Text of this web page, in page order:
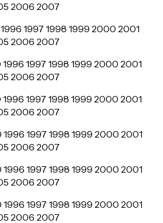
2006 2007
1997 1998 1999 2000 2001
2006 2007
1997 1998 1999 2000 2001
2006 2007
1997 1998 1999 2000 2001
2006 2007
1997 1998 1999 2000 2001
2006 2007
1997 1998 1999 2000 2001
2006 2007
1997 1998 1999 2000 2001
2006 2007